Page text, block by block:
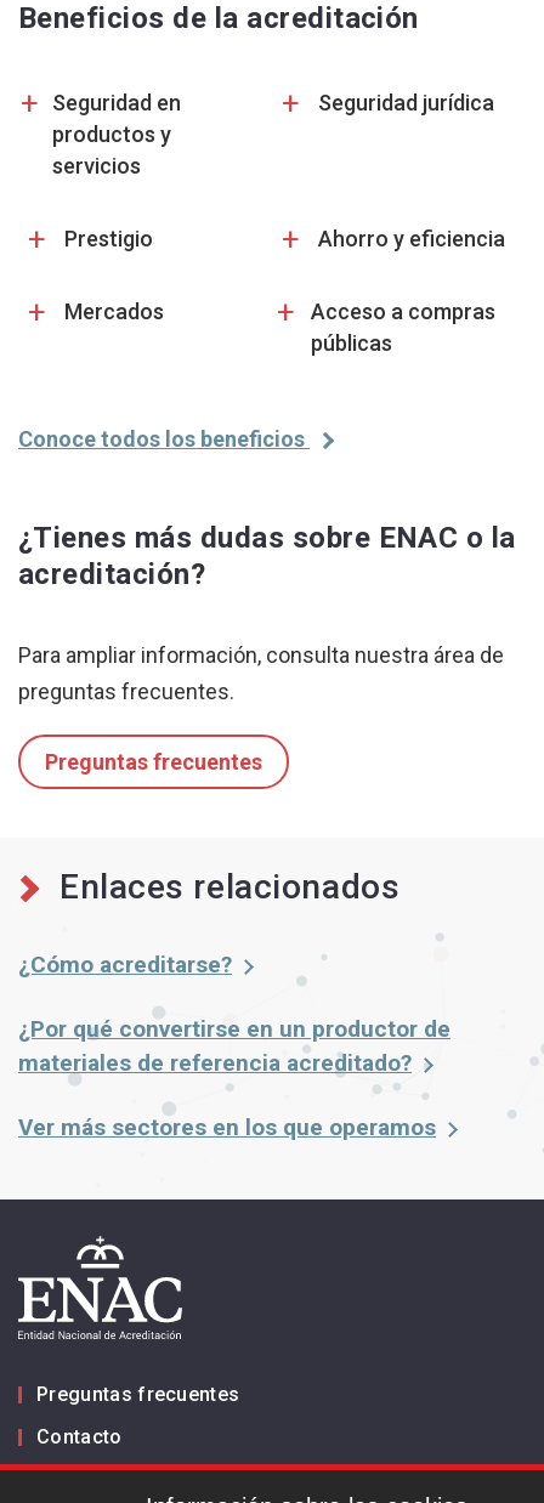
Beneficios de la acreditación
+
Seguridad en
productos y
servicios
+ Seguridad jurídica
+ Prestigio + Ahorro y eficiencia
+ Mercados +
Acceso a compras
públicas
Conoce todos los beneficios
¿Tienes más dudas sobre ENAC o la
acreditación?
Para ampliar información, consulta nuestra área de
preguntas frecuentes.
Preguntas frecuentes
Enlaces relacionados
¿Cómo acreditarse?
¿Por qué convertirse en un productor de
materiales de referencia acreditado?
Ver más sectores en los que operamos
Preguntas frecuentes
Contacto